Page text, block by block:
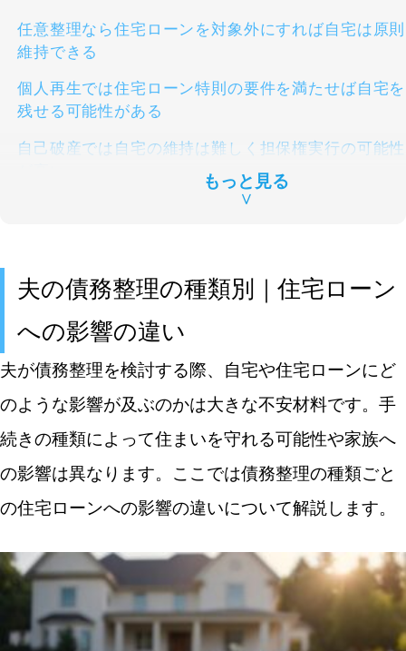
任意整理なら住宅ローンを対象外にすれば自宅は原則
維持できる
個人再生では住宅ローン特則の要件を満たせば自宅を
残せる可能性がある
自己破産では自宅の維持は難しく担保権実行の可能性
特定調停は任意整理に近いが信用情報への影響は状況
夫が債務整理する場合の住宅ローン契約形態別リスク
夫単独名義の住宅ローンなら夫の債務整理が直接影響
する
妻が連帯保証人の場合は妻に一括請求が及ぶ可能性が
ある
連帯債務型の住宅ローンでは夫の債務整理が妻の返済
ペアローンでは相互保証の有無によって妻への請求リ
スクが変わる
妻単独名義の住宅ローンなら夫の債務整理が直接影響
しないケースが多い
保証会社付き住宅ローンでは代位弁済後に競売へ進む
リスクがある
もっと見る
∨
夫の債務整理の種類別｜住宅ローン
への影響の違い
夫が債務整理を検討する際、自宅や住宅ローンにど
のような影響が及ぶのかは大きな不安材料です。手
続きの種類によって住まいを守れる可能性や家族へ
の影響は異なります。ここでは債務整理の種類ごと
の住宅ローンへの影響の違いについて解説します。